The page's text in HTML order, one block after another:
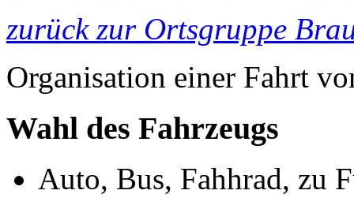
zurück zur Ortsgruppe
Organisation einer Fahrt
Wahl des Fahrzeugs
Auto, Bus, Fahhrad, zu